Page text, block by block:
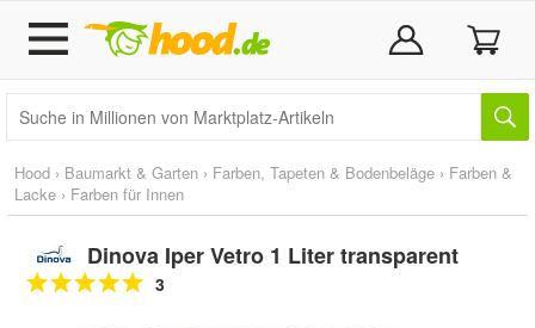
Hood › Baumarkt & Garten › Farben, Tapeten & Bodenbeläge › Farben &
Lacke › Farben für Innen
Dinova Iper Vetro 1 Liter transparent
3